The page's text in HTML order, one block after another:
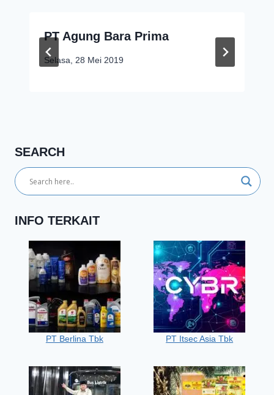
PT Agung Bara Prima
Selasa, 28 Mei 2019
SEARCH
INFO TERKAIT
PT Berlina Tbk PT Itsec Asia Tbk